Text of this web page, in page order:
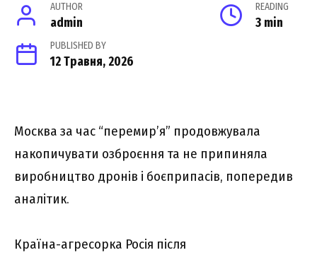
AUTHOR
admin
READING
3 min
PUBLISHED BY
12 Травня, 2026
Москва за час “перемир’я” продовжувала
накопичувати озброєння та не припиняла
виробництво дронів і боєприпасів, попередив
аналітик.
Країна-агресорка Росія після